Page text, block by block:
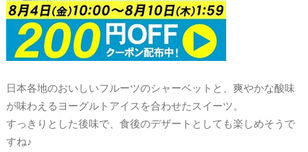
日本各地のおいしいフルーツのシャーベットと、爽やかな酸味
が味わえるヨーグルトアイスを合わせたスイーツ。
すっきりとした後味で、食後のデザートとしても楽しめそうで
すね♪